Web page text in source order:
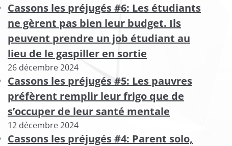
Cassons les préjugés #6: Les étudiants
ne gèrent pas bien leur budget. Ils
peuvent prendre un job étudiant au
lieu de le gaspiller en sortie
26 décembre 2024
Cassons les préjugés #5: Les pauvres
préfèrent remplir leur frigo que de
s’occuper de leur santé mentale
12 décembre 2024
Cassons les préjugés #4: Parent solo,